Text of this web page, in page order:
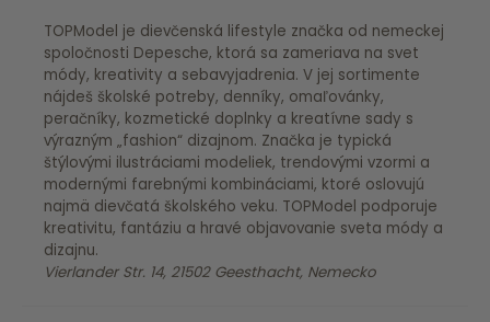
TOPModel je dievčenská lifestyle značka od nemeckej
spoločnosti Depesche, ktorá sa zameriava na svet
módy, kreativity a sebavyjadrenia. V jej sortimente
nájdeš školské potreby, denníky, omaľovánky,
peračníky, kozmetické doplnky a kreatívne sady s
výrazným „fashion“ dizajnom. Značka je typická
štýlovými ilustráciami modeliek, trendovými vzormi a
modernými farebnými kombináciami, ktoré oslovujú
najmä dievčatá školského veku. TOPModel podporuje
kreativitu, fantáziu a hravé objavovanie sveta módy a
dizajnu.
Vierlander Str. 14, 21502 Geesthacht, Nemecko